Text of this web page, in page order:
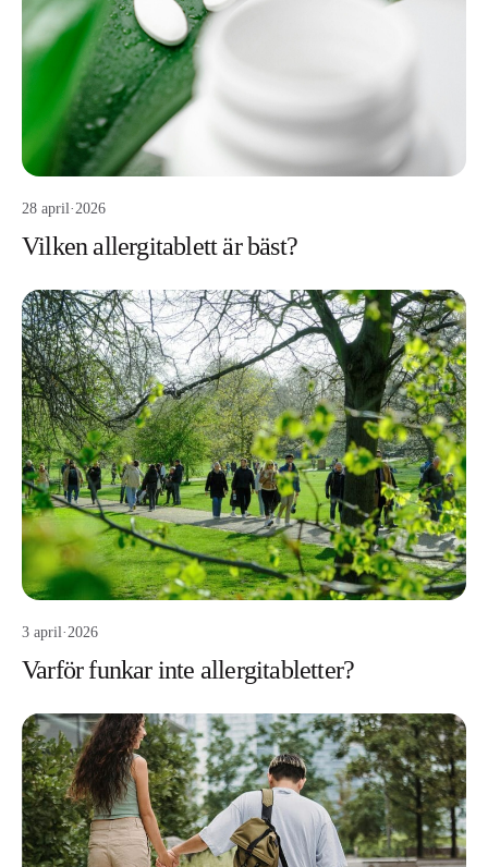
28 april·2026
Vilken allergitablett är bäst?
3 april·2026
Varför funkar inte allergitabletter?